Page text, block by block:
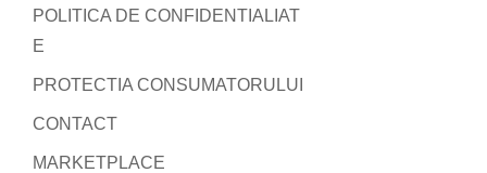
POLITICA DE CONFIDENTIALIAT
E
PROTECTIA CONSUMATORULUI
CONTACT
MARKETPLACE